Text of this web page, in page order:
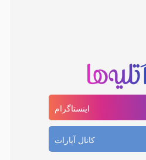
اینستاگرام
کانال آپارات